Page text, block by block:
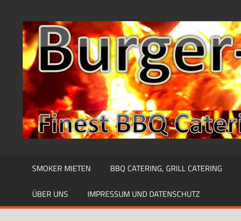
springen
SMOKER MIETEN BBQ CATERING, GRILL CATERING
ÜBER UNS IMPRESSUM UND DATENSCHUTZ